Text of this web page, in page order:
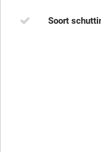
Soort